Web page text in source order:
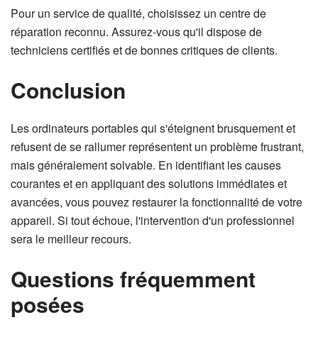
Pour un service de qualité, choisissez un centre de
réparation reconnu. Assurez-vous qu'il dispose de
techniciens certifiés et de bonnes critiques de clients.
Conclusion
Les ordinateurs portables qui s'éteignent brusquement et
refusent de se rallumer représentent un problème frustrant,
mais généralement solvable. En identifiant les causes
courantes et en appliquant des solutions immédiates et
avancées, vous pouvez restaurer la fonctionnalité de votre
appareil. Si tout échoue, l'intervention d'un professionnel
sera le meilleur recours.
Questions fréquemment
posées